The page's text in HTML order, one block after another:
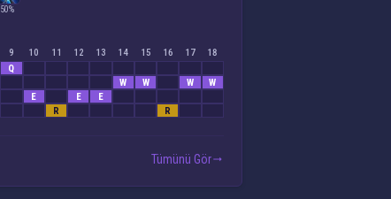
50%
9 10 11 12 13 14 15 16 17
18
Q
W W W
W
E E
E
R R
Tümünü Gör